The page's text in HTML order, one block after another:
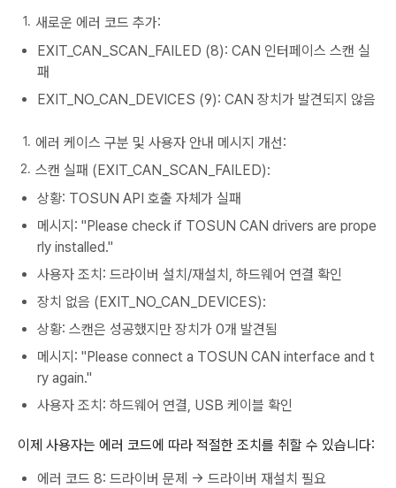
새로운 에러 코드 추가:
EXIT_CAN_SCAN_FAILED (8): CAN 인터페이스 스캔 실
패
EXIT_NO_CAN_DEVICES (9): CAN 장치가 발견되지 않음
에러 케이스 구분 및 사용자 안내 메시지 개선:
스캔 실패 (EXIT_CAN_SCAN_FAILED):
상황: TOSUN API 호출 자체가 실패
메시지: "Please check if TOSUN CAN drivers are prope
rly installed."
사용자 조치: 드라이버 설치/재설치, 하드웨어 연결 확인
장치 없음 (EXIT_NO_CAN_DEVICES):
상황: 스캔은 성공했지만 장치가 0개 발견됨
메시지: "Please connect a TOSUN CAN interface and t
ry again."
사용자 조치: 하드웨어 연결, USB 케이블 확인
이제 사용자는 에러 코드에 따라 적절한 조치를 취할 수 있습니다:
에러 코드 8: 드라이버 문제 → 드라이버 재설치 필요